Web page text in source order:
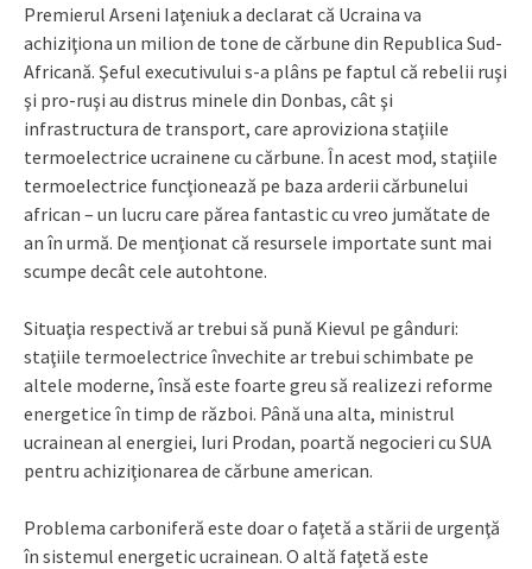
Premierul Arseni Iaţeniuk a declarat că Ucraina va
achiziţiona un milion de tone de cărbune din Republica Sud-
Africană. Şeful executivului s-a plâns pe faptul că rebelii ruşi
şi pro-ruşi au distrus minele din Donbas, cât şi
infrastructura de transport, care aproviziona staţiile
termoelectrice ucrainene cu cărbune. În acest mod, staţiile
termoelectrice funcţionează pe baza arderii cărbunelui
african – un lucru care părea fantastic cu vreo jumătate de
an în urmă. De menţionat că resursele importate sunt mai
scumpe decât cele autohtone.
Situaţia respectivă ar trebui să pună Kievul pe gânduri:
staţiile termoelectrice învechite ar trebui schimbate pe
altele moderne, însă este foarte greu să realizezi reforme
energetice în timp de război. Până una alta, ministrul
ucrainean al energiei, Iuri Prodan, poartă negocieri cu SUA
pentru achiziţionarea de cărbune american.
Problema carboniferă este doar o faţetă a stării de urgenţă
în sistemul energetic ucrainean. O altă faţetă este